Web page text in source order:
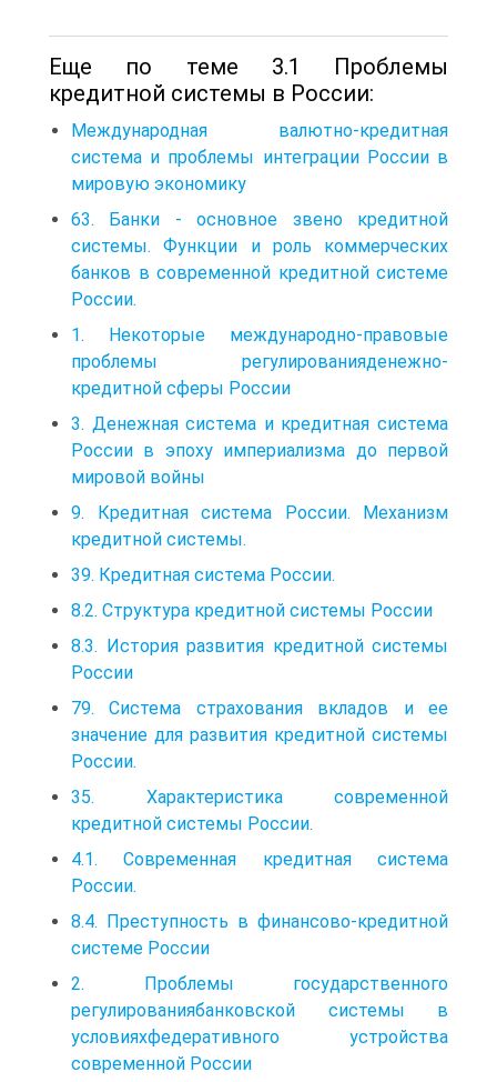
Еще по теме 3.1 Проблемы
кредитной системы в России:
Международная валютно-кредитная
система и проблемы интеграции России в
мировую экономику
63. Банки - основное звено кредитной
системы. Функции и роль коммерческих
банков в современной кредитной системе
России.
1. Некоторые международно-правовые
проблемы регулированияденежно-
кредитной сферы России
3. Денежная система и кредитная система
России в эпоху империализма до первой
мировой войны
9. Кредитная система России. Механизм
кредитной системы.
39. Кредитная система России.
8.2. Структура кредитной системы России
8.3. История развития кредитной системы
России
79. Система страхования вкладов и ее
значение для развития кредитной системы
России.
35. Характеристика современной
кредитной системы России.
4.1. Современная кредитная система
России.
8.4. Преступность в финансово-кредитной
системе России
2. Проблемы государственного
регулированиябанковской системы в
условияхфедеративного устройства
современной России